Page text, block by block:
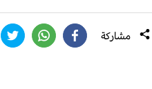
مشاركة